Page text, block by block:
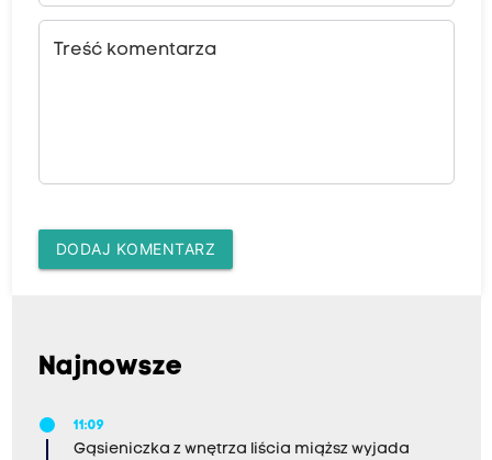
Treść komentarza
DODAJ KOMENTARZ
Najnowsze
11:09
Gąsieniczka z wnętrza liścia miąższ wyjada